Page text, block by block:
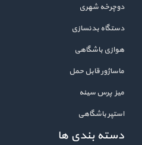
دوچرخه شهری
دستگاه بدنسازی
هوازی باشگاهی
ماساژور قابل حمل
میز پرس سینه
استپر باشگاهی
دسته بندی ها